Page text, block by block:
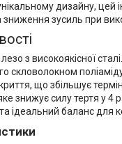
унікальному дизайну,
зусиль при
з високоякісної сталі.
скловолокном
що збільшує
знижує силу тертя у 4
ідеальний баланс для